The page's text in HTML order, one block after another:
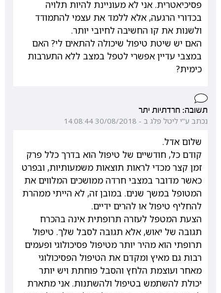
פסיכיאטרית. אני לא מעוניינת להיות תלויה
בכדורי הרגעה, אלא ללמד את עצמי להתמודד
ולשנות את קו החשיבה לחיובי יותר.
האם יש שיטת טיפול שיכולה להתאים לי? האם
במצבי עדיין אפשרי לטפל במצב ללא התערבות
כימית?
תשובה: חרדתיות יתר
נכתב ע"י ליטל פלג ב - 30/08/2018 14:08:44
שלום אדל.
קודם כל, חודשיים של טיפול הוא בדרך כלל פרק
זמן קצר מכדי לראות תוצאות משמעותיות, ובפרט
כאשר מדובר במצבי חרדה ממושכים המלווים את
המטופל במשך שנים. במובן זה, לא הייתי ממהרת
להחליף טיפול או להרים ידיים.
הצעת המטפל לעזרה תרופתית אינה בהכרח
תגובה של יאוש, אלא תגובה לסבל שלך. טיפול
תרופתי הוא מהיר יותר מטיפול פסיכולוגי ופעמים
רבות גם מאיץ ומקדם את הטיפול הפסיכולוגי
מאחר ועוצמת הלחץ והסבל פוחתת ויש יותר
יכולת להשתמש בטיפול ולהשתנות. אני מתארת